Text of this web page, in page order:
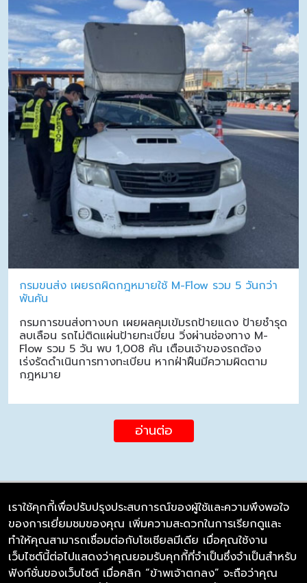
กรมขนส่ง เผยรถผิดกฎหมายใช้ M-Flow รวม 5 วันกว่า
พันคัน
กรมการขนส่งทางบก เผยผลคุมเข้มรถป้ายแดง ป้ายชำรุด
ลบเลือน รถไม่ติดแผ่นป้ายทะเบียน วิ่งผ่านช่องทาง M-
Flow รวม 5 วัน พบ 1,008 คัน เตือนเจ้าของรถต้อง
เร่งรัดดำเนินการทางทะเบียน หากฝ่าฝืนมีความผิดตาม
กฎหมาย
อ่านต่อ
บริษัท ซิมลิงค์ จำกัด
98/226 Bangrakyai-Baanmai Road,
Bangyai, Nonthaburi 11140
เราใช้คุกกี้เพื่อปรับปรุงประสบการณ์ของผู้ใช้และความพึงพอใจ
ของการเยี่ยมชมของคุณ เพิ่มความสะดวกในการเรียกดูและ
ทำให้คุณสามารถเชื่อมต่อกับโซเชียลมีเดีย เมื่อคุณใช้งาน
เว็บไซต์นี้ต่อไปแสดงว่าคุณยอมรับคุกกี้ที่จำเป็นซึ่งจำเป็นสำหรับ
ฟังก์ชั่นของเว็บไซต์ เมื่อคลิก “ข้าพเจ้าตกลง” จะถือว่าคุณ